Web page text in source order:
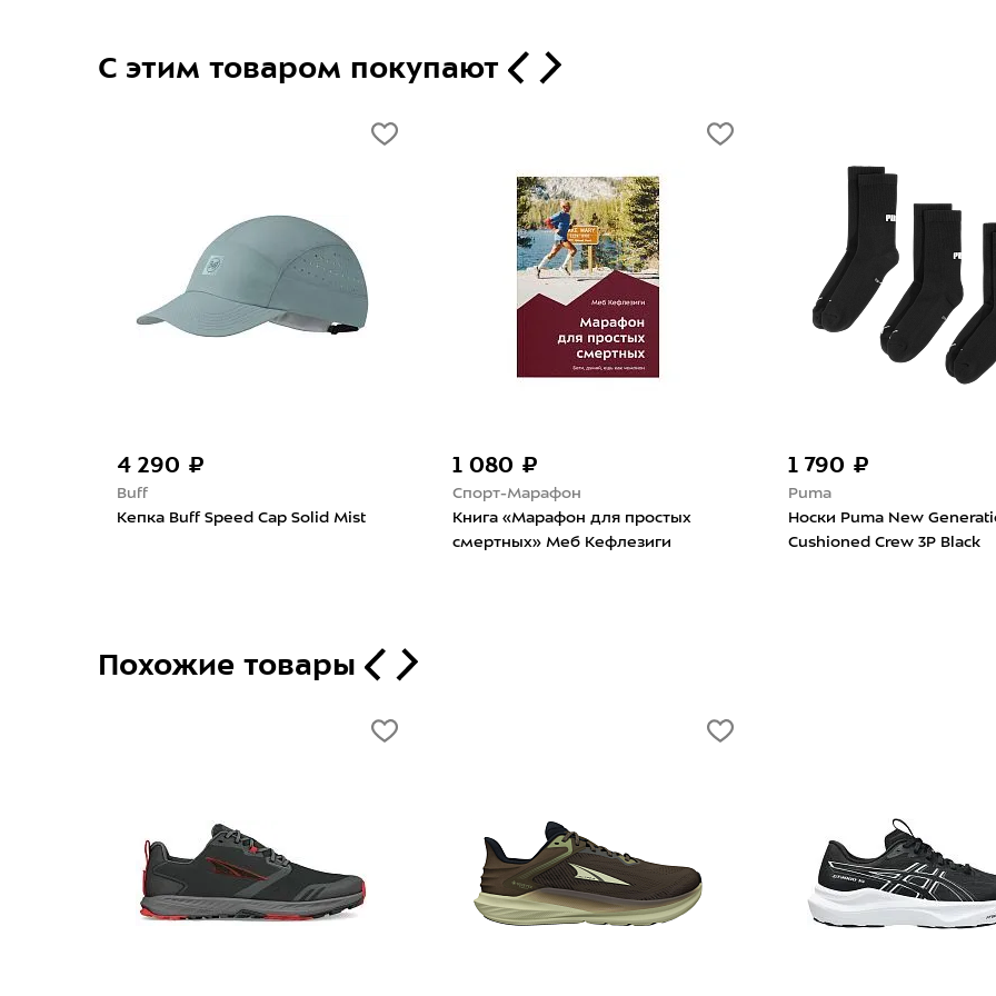
С этим товаром покупают
4 290 ₽
Buff
Кепка Buff Speed Cap Solid Mist
1 080 ₽
Спорт-Марафон
Книга «Марафон для простых
смертных» Меб Кефлезиги
1 790 ₽
Puma
Носки Puma New
Cushioned Crew 3P Black
Похожие товары